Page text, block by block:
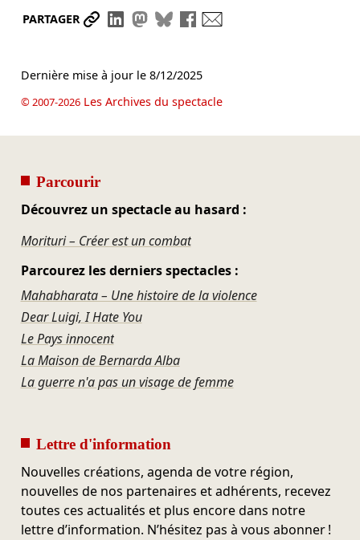
PARTAGER Partager le lien
Partager sur LinkedIn
Partager sur Mastodon
Partager sur Bluesky
Partager sur Facebook
Dernière mise à jour le 8/12/2025
© 2007-2026Les Archives du spectacle
Parcourir
Découvrez un spectacle au hasard :
Morituri – Créer est un combat
Parcourez les derniers spectacles :
Mahabharata – Une histoire de la violence
Dear Luigi, I Hate You
Le Pays innocent
La Maison de Bernarda Alba
La guerre n'a pas un visage de femme
Lettre d'information
Nouvelles créations, agenda de votre région,
nouvelles de nos partenaires et adhérents, recevez
toutes ces actualités et plus encore dans notre
lettre d’information. N’hésitez pas à vous abonner !